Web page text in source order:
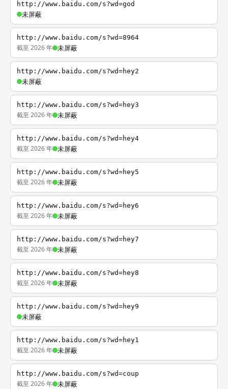
http://www.baidu.com/s?wd=god
未屏蔽
http://www.baidu.com/s?wd=8964
截至 2026 年 未屏蔽
http://www.baidu.com/s?wd=hey2
未屏蔽
http://www.baidu.com/s?wd=hey3
截至 2026 年 未屏蔽
http://www.baidu.com/s?wd=hey4
截至 2026 年 未屏蔽
http://www.baidu.com/s?wd=hey5
截至 2026 年 未屏蔽
http://www.baidu.com/s?wd=hey6
截至 2026 年 未屏蔽
http://www.baidu.com/s?wd=hey7
截至 2026 年 未屏蔽
http://www.baidu.com/s?wd=hey8
截至 2026 年 未屏蔽
http://www.baidu.com/s?wd=hey9
未屏蔽
http://www.baidu.com/s?wd=hey1
截至 2026 年 未屏蔽
http://www.baidu.com/s?wd=coup
截至 2026 年 未屏蔽